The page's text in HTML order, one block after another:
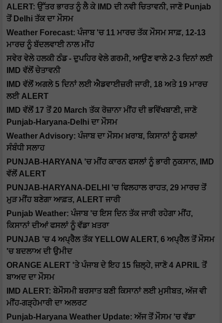
ALERT: ਉੱਤਰ ਭਾਰਤ ਨੂੰ ਲੈ ਕੇ IMD ਦੀ ਨਵੀ ਚਿਤਾਵਨੀ, ਜਾਣੋ Punjab
ਤੋਂ Delhi ਤੱਕ ਦਾ ਮੌਸਮ
Weather Forecast: ਪੰਜਾਬ 'ਚ 11 ਮਾਰਚ ਤੱਕ ਮੌਸਮ ਸਾਫ਼, 12-13
ਮਾਰਚ ਨੂੰ ਬੱਦਲਵਾਈ ਨਾਲ ਮੀਂਹ
ਸਵੇਰ ਵੇਲੇ ਹਲਕੀ ਠੰਡ - ਦੁਪਹਿਰ ਵੇਲੇ ਗਰਮੀ, ਆਉਣ ਵਾਲੇ 2-3 ਦਿਨਾਂ ਲਈ
IMD ਵੱਲੋਂ ਚੇਤਾਵਨੀ
IMD ਵੱਲੋਂ ਅਗਲੇ 5 ਦਿਨਾਂ ਲਈ ਐਡਵਾਈਜ਼ਰੀ ਜਾਰੀ, 18 ਅਤੇ 19 ਮਾਰਚ
ਲਈ ALERT
IMD ਵੱਲੋਂ 17 ਤੋਂ 20 March ਤੱਕ ਰੋਜ਼ਾਨਾ ਮੀਂਹ ਦੀ ਭਵਿੱਖਬਾਣੀ, ਜਾਣੋ
Punjab-Haryana-Delhi ਦਾ ਮੌਸਮ
Weather Advisory: ਪੰਜਾਬ ਦਾ ਮੌਸਮ ਖ਼ਰਾਬ, ਕਿਸਾਨਾਂ ਨੂੰ ਫਸਲਾਂ
ਸੰਬੰਧੀ ਸਲਾਹ
PUNJAB-HARYANA 'ਚ ਮੀਂਹ ਕਾਰਨ ਫਸਲਾਂ ਨੂੰ ਭਾਰੀ ਨੁਕਸਾਨ, IMD
ਵੱਲੋਂ ALERT
PUNJAB-HARYANA-DELHI 'ਚ ਫਿਲਹਾਲ ਰਾਹਤ, 29 ਮਾਰਚ ਤੋਂ
ਮੁੜ ਮੀਂਹ ਬਣੇਗਾ ਆਫ਼ਤ, ALERT ਜਾਰੀ
Punjab Weather: ਪੰਜਾਬ 'ਚ ਇਸ ਦਿਨ ਤੱਕ ਜਾਰੀ ਰਹੇਗਾ ਮੀਂਹ,
ਕਿਸਾਨਾਂ ਦੀਆਂ ਫਸਲਾਂ ਨੂੰ ਵੱਡਾ ਖ਼ਤਰਾ
PUNJAB 'ਚ 4 ਅਪ੍ਰੈਲ ਤੱਕ YELLOW ALERT, 6 ਅਪ੍ਰੈਲ ਤੋਂ ਮੌਸਮ
'ਚ ਬਦਲਾਅ ਦੀ ਉਮੀਦ
ORANGE ALERT 'ਤੇ ਪੰਜਾਬ ਦੇ ਇਹ 15 ਜ਼ਿਲ੍ਹੇ, ਜਾਣੋ 4 APRIL ਤੋਂ
ਬਾਅਦ ਦਾ ਮੌਸਮ
IMD ALERT: ਬੇਮੌਸਮੀ ਬਰਸਾਤ ਬਣੀ ਕਿਸਾਨਾਂ ਲਈ ਮੁਸੀਬਤ, ਅੱਜ ਵੀ
ਮੀਂਹ-ਗੜ੍ਹੇਮਾਰੀ ਦਾ ਅਲਰਟ
Punjab-Haryana Weather Update: ਅੱਜ ਤੋਂ ਮੌਸਮ 'ਚ ਵੱਡਾ